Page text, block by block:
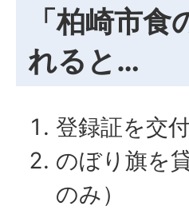
「柏崎市
れると…
登録証を交
のぼり旗を
のみ）